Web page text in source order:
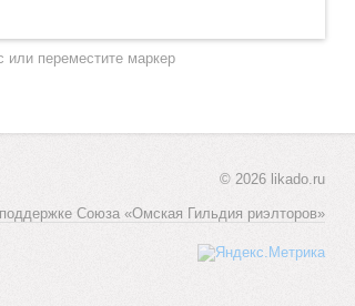
или переместите маркер
© 2026 likado.ru
Союза «Омская Гильдия риэлторов»